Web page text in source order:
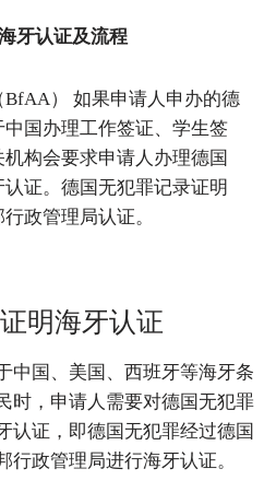
牙认证及流程
BfAA） 如果申请人申办的德
国办理工作签证、学生签
构会要求申请人办理德国
证。德国无犯罪记录证明
政管理局认证。
明海牙认证
中国、美国、西班牙等海牙条
时，申请人需要对德国无犯罪
认证，即德国无犯罪经过德国
行政管理局进行海牙认证。